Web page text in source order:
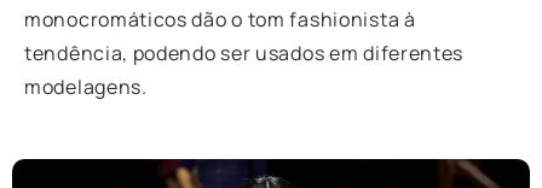
monocromáticos dão o tom fashionista à
tendência, podendo ser usados em diferentes
modelagens.